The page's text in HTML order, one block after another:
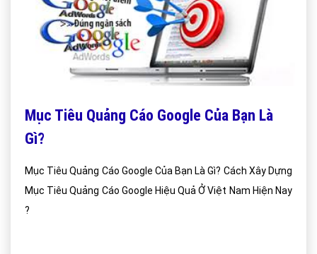
Mục Tiêu Quảng Cáo Google Của Bạn Là
Gì?
Mục Tiêu Quảng Cáo Google Của Bạn Là Gì? Cách Xây Dựng
Mục Tiêu Quảng Cáo Google Hiệu Quả Ở Việt Nam Hiện Nay
?